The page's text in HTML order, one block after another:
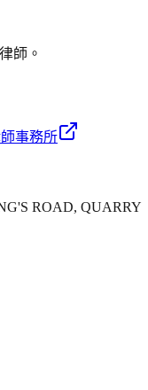
師。
事務所
ROAD, QUARRY